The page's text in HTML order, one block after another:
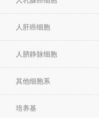
人肝癌细胞
人脐静脉细胞
其他细胞系
培养基